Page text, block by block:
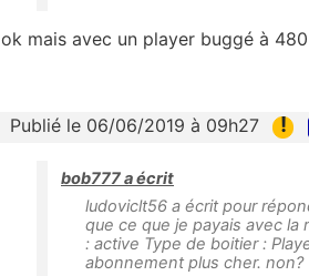
ok mais avec un player buggé à
Publié le 06/06/2019 à 09h27 !
bob777 a écrit
ludoviclt56 a écrit pour
que ce que je payais avec
: active Type de boitier :
abonnement plus cher. non?